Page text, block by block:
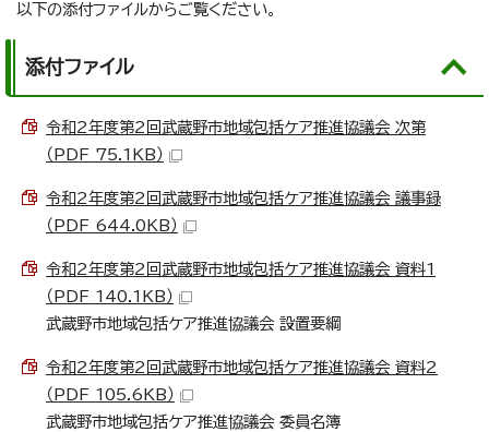
以下の添付ファイルからご覧ください。
添付ファイル
令和2年度第2回武蔵野市地域包括ケア推進協議会 次第
（PDF 75.1KB）
令和2年度第2回武蔵野市地域包括ケア推進協議会 議事録
（PDF 644.0KB）
令和2年度第2回武蔵野市地域包括ケア推進協議会 資料1
（PDF 140.1KB）
武蔵野市地域包括ケア推進協議会 設置要綱
令和2年度第2回武蔵野市地域包括ケア推進協議会 資料2
（PDF 105.6KB）
武蔵野市地域包括ケア推進協議会 委員名簿